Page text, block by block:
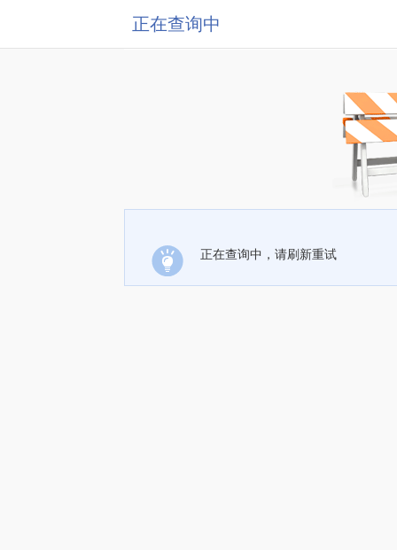
正在查询中
正在查询中，请刷新重试